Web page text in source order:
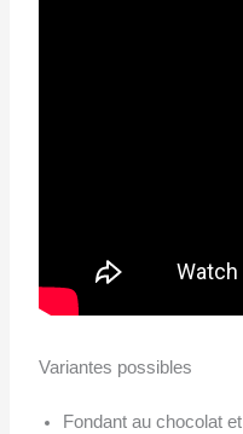
Variantes possibles
Fondant au chocolat